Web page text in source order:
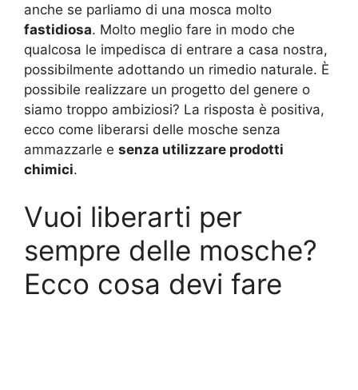
anche se parliamo di una mosca molto
fastidiosa. Molto meglio fare in modo che
qualcosa le impedisca di entrare a casa nostra,
possibilmente adottando un rimedio naturale. È
possibile realizzare un progetto del genere o
siamo troppo ambiziosi? La risposta è positiva,
ecco come liberarsi delle mosche senza
ammazzarle e senza utilizzare prodotti
chimici.
Vuoi liberarti per
sempre delle mosche?
Ecco cosa devi fare